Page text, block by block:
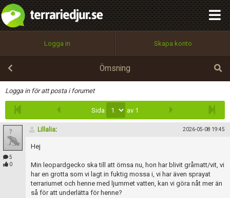
Logga in Skapa konto
Ömsning
Logga in för att posta i forumet
Sida av 1
5
0
Lillalia: 2026-05-08 19:45
Hej
Min leopardgecko ska till att ömsa nu, hon har blivit gråmatt/vit, vi
har en grotta som vi lagt in fuktig mossa i, vi har även sprayat
terrariumet och henne med ljummet vatten, kan vi göra nåt mer än
så för att underlätta för henne?
Infoga
Utför
100%
OK
integritetspolicy
Namn:
Epost:
Användarnamn:
Lösenord:
Begär nytt lösenord
Tillbaka till förstasidan